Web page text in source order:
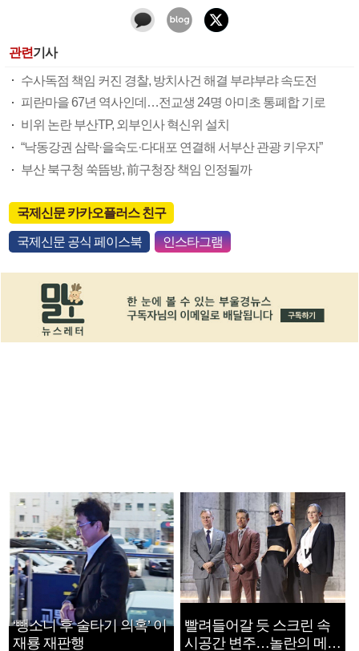
관련기사
수사독점 책임 커진 경찰, 방치사건 해결 부랴부랴 속도전
피란마을 67년 역사인데…전교생 24명 아미초 통폐합 기로
비위 논란 부산TP, 외부인사 혁신위 설치
“낙동강권 삼락·을숙도·다대포 연결해 서부산 관광 키우자”
부산 북구청 쑥뜸방, 前구청장 책임 인정될까
국제신문 카카오플러스 친구
국제신문 공식 페이스북 인스타그램
‘뺑소니 후 술타기 의혹’ 이
재룡 재판행
빨려들어갈 듯 스크린 속
시공간 변주…놀란의 메시